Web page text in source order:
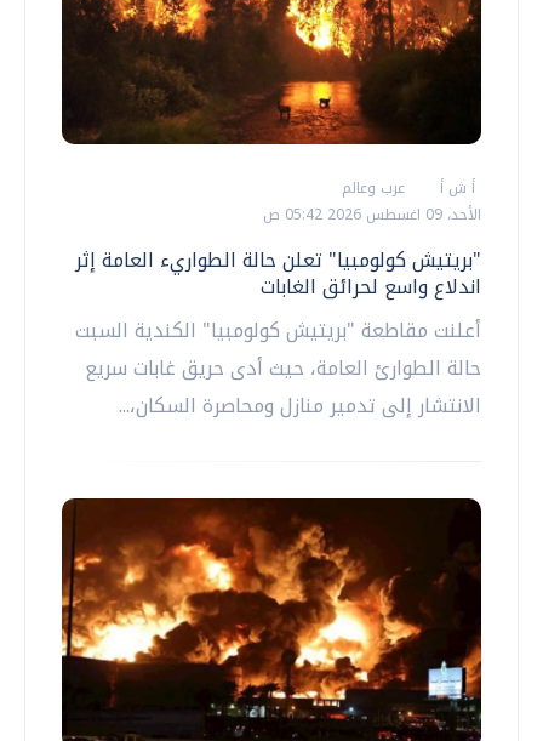
أ ش أ
عرب وعالم
الأحد، 09 اغسطس 2026 05:42 ص
"بريتيش كولومبيا" تعلن حالة الطواريء العامة إثر
اندلاع واسع لحرائق الغابات
أعلنت مقاطعة "بريتيش كولومبيا" الكندية السبت
حالة الطوارئ العامة، حيث أدى حريق غابات سريع
الانتشار إلى تدمير منازل ومحاصرة السكان،...